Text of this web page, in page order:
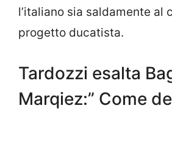
l’italiano sia saldamente al
progetto ducatista.
Tardozzi esalta
Marqiez:” Come